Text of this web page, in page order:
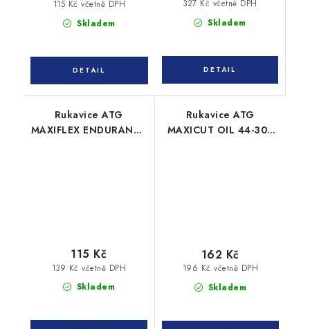
Skladem
115 Kč včetně DPH
Skladem
327 Kč včetně DPH
Rukavice ATG
MAXIFLEX ENDURANCE
Skladem
139 Kč včetně DPH
115 Kč
Rukavice ATG
MAXICUT OIL 44-305
Skladem
196 Kč včetně DPH
162 Kč